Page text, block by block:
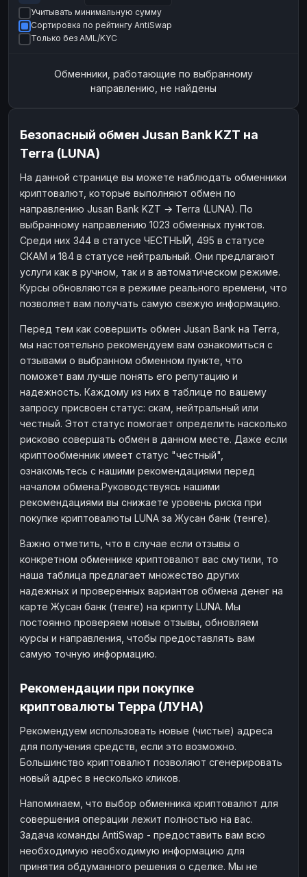
БАЛАНСЫ КРИПТОБИРЖ
Binance
RUB СБЕР
ДЕНЕЖНЫЕ ПЕРЕВОДЫ
ЗК USD
WU USD
ЗК
WU
НАЛИЧНЫЕ ДЕНЬГИ
Наличные
Наличные USD
Наличные
Наличные USD
Наличные
Учитывать минимальную сумму
Сортировка по рейтингу AntiSwap
Только без AML/KYC
Обменники, работающие по выбранному
направлению, не найдены
Безопасный обмен Jusan Bank KZT на
Terra (LUNA)
На данной странице вы можете наблюдать обменники
криптовалют, которые выполняют обмен по
направлению Jusan Bank KZT → Terra (LUNA). По
выбранному направлению 1023 обменных пунктов.
Среди них 344 в статусе ЧЕСТНЫЙ, 495 в статусе
СКАМ и 184 в статусе нейтральный. Они предлагают
услуги как в ручном, так и в автоматическом режиме.
Курсы обновляются в режиме реального времени, что
позволяет вам получать самую свежую информацию.
Перед тем как совершить обмен Jusan Bank на Terra,
мы настоятельно рекомендуем вам ознакомиться с
отзывами о выбранном обменном пункте, что
поможет вам лучше понять его репутацию и
надежность. Каждому из них в таблице по вашему
запросу присвоен статус: скам, нейтральный или
честный. Этот статус помогает определить насколько
рисково совершать обмен в данном месте. Даже если
криптообменник имеет статус "честный",
ознакомьтесь с нашими рекомендациями перед
началом обмена.Руководствуясь нашими
рекомендациями вы снижаете уровень риска при
покупке криптовалюты LUNA за Жусан банк (тенге).
Важно отметить, что в случае если отзывы о
конкретном обменнике криптовалют вас смутили, то
наша таблица предлагает множество других
надежных и проверенных вариантов обмена денег на
карте Жусан банк (тенге) на крипту LUNA. Мы
постоянно проверяем новые отзывы, обновляем
курсы и направления, чтобы предоставлять вам
самую точную информацию.
Рекомендации при покупке
криптовалюты Терра (ЛУНА)
Рекомендуем использовать новые (чистые) адреса
для получения средств, если это возможно.
Большинство криптовалют позволяют сгенерировать
новый адрес в несколько кликов.
Напоминаем, что выбор обменника криптовалют для
совершения операции лежит полностью на вас.
Задача команды AntiSwap - предоставить вам всю
необходимую необходимую информацию для
принятия обдуманного решения о сделке. Мы не